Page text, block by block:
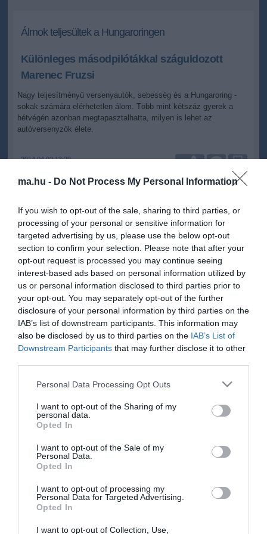
ma.hu - Do Not Process My Personal Information
If you wish to opt-out of the sale, sharing to third parties, or
processing of your personal or sensitive information for
targeted advertising by us, please use the below opt-out
section to confirm your selection. Please note that after your
opt-out request is processed you may continue seeing
interest-based ads based on personal information utilized by
us or personal information disclosed to third parties prior to
your opt-out. You may separately opt-out of the further
disclosure of your personal information by third parties on the
IAB’s list of downstream participants. This information may
also be disclosed by us to third parties on the IAB’s List of
Downstream Participants that may further disclose it to other
Please note that this website/app uses one or more Google
not limited to your visit or usage behaviour. You may click to
grant or deny consent to Google and its third-party tags to
use your data for below specified purposes in below Google
consent section.
Personal Data Processing Opt Outs
I want to opt-out of the Sharing of my
personal data.
Opted In
I want to opt-out of the Sale of my
Personal Data.
Opted In
I want to opt-out of processing my
Personal Data for Targeted Advertising.
Opted In
I want to opt-out of Collection, Use,
Álmok teljesültek a Hungaroringen
Különleges másodpilótákkal száguldozott
Marenec Fruzsi
Nagy teljesítményű versenyautók, sebesség és a Hungaroring -
sokak számára elérhetetlen álom. Több mint kétszáz gyerek a
hétvégén azonban megtapasztalhatta, milyen is lehet az
autóversenyzők élete.
2014.04.02 13:29
+-
Marenec Fruzsiújra a Lotus volánja mögé ült, most azonban nem
versenyzett a csinos műsorvezető, hanem egy jó ügy mellé állt. „
magyar autóversenyzők összefogtak és egy emberként vettek
részt ezen az eseményen. Több mint kétszáz egészséges és
beteg kisgyereket vittünk körbe a Hungaroringen. Óriási élmény
volt számomra, ahogy láttam a gyerekek szemében a lelkesedést,
hogy milyen boldogok voltak. Nem vagyok elfogult, de
kijelenthetem, hogy a Lotusoknak volt a legnagyobb sikere a
hétvégén. Sőt, sokan kifejezetten női pilótát kerestek, hogy
megmutassuk nekik a versenypályát” – magyarázta Fruzsi.
Fotó: Redlemon
A 16 éves, egyensúlyproblémákkal küzdő Halas Kálmánt is Fruzsi
élmény volt, most először mentem a Hungaroringen. Nem féltem,
célegyenesekben, nem tudom, de nagyon gyorsan
” – mondta
Kálmán.
Fruzsi egy éve kezdett el versenyezni a Lotus Ladies Cup
mezőnyében, tavaly Hollandiába és Indiába is eljutott a
versenysorozat indulójaként. A SportKlub sztárja annyira
arra, hogy milyen volt Fruzsi és Kálmán közös autózása a
Hungaroringen, ne hagyja ki aMezTelenüladását április 10-én
20:15-kor a SportKlub műsorán!